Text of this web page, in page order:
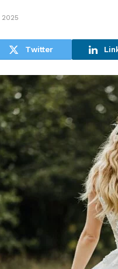
Twitter